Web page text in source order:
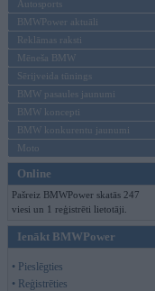
Autosports
BMWPower aktuāli
Reklāmas raksti
Mēneša BMW
Sērijveida tūnings
BMW pasaules jaunumi
BMW koncepti
BMW konkurentu jaunumi
Moto
Online
Pašreiz BMWPower skatās 247
viesi un 1 reģistrēti lietotāji.
Ienākt BMWPower
• Pieslēgties
• Reģistrēties